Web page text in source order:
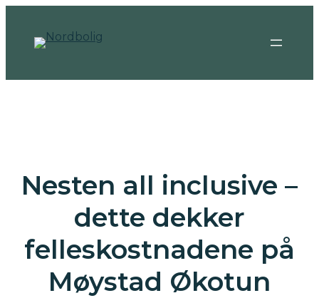
Nesten all inclusive –
dette dekker
felleskostnadene på
Møystad Økotun